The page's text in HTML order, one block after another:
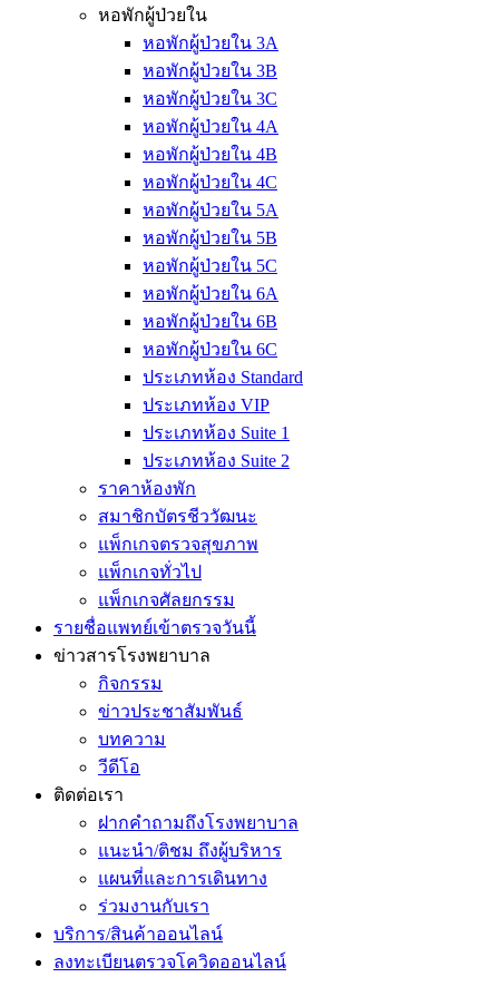
หอพักผู้ป่วยใน
หอพักผู้ป่วยใน 3A
หอพักผู้ป่วยใน 3B
หอพักผู้ป่วยใน 3C
หอพักผู้ป่วยใน 4A
หอพักผู้ป่วยใน 4B
หอพักผู้ป่วยใน 4C
หอพักผู้ป่วยใน 5A
หอพักผู้ป่วยใน 5B
หอพักผู้ป่วยใน 5C
หอพักผู้ป่วยใน 6A
หอพักผู้ป่วยใน 6B
หอพักผู้ป่วยใน 6C
ประเภทห้อง Standard
ประเภทห้อง VIP
ประเภทห้อง Suite 1
ประเภทห้อง Suite 2
ราคาห้องพัก
สมาชิกบัตรชีววัฒนะ
แพ็กเกจตรวจสุขภาพ
แพ็กเกจทั่วไป
แพ็กเกจศัลยกรรม
รายชื่อแพทย์เข้าตรวจวันนี้
ข่าวสารโรงพยาบาล
กิจกรรม
ข่าวประชาสัมพันธ์
บทความ
วีดีโอ
ติดต่อเรา
ฝากคำถามถึงโรงพยาบาล
แนะนำ/ติชม ถึงผู้บริหาร
แผนที่และการเดินทาง
ร่วมงานกับเรา
บริการ/สินค้าออนไลน์
ลงทะเบียนตรวจโควิดออนไลน์